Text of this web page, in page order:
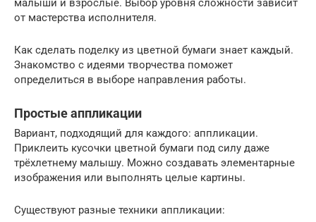
малыши и взрослые. Выбор уровня сложности зависит
от мастерства исполнителя.
Как сделать поделку из цветной бумаги знает каждый.
Знакомство с идеями творчества поможет
определиться в выборе направления работы.
Простые аппликации
Вариант, подходящий для каждого: аппликации.
Приклеить кусочки цветной бумаги под силу даже
трёхлетнему малышу. Можно создавать элементарные
изображения или выполнять целые картины.
Существуют разные техники аппликации: